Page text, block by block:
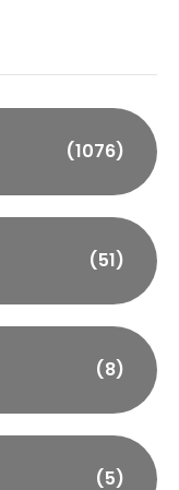
(1076)
(51)
(8)
(5)